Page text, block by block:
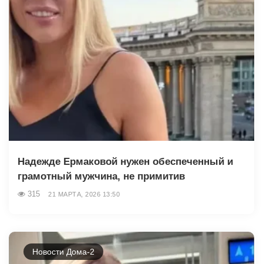
Надежде Ермаковой нужен обеспеченный и
грамотный мужчина, не примитив
315 21 МАРТА, 2026 13:50
Новости Дома-2